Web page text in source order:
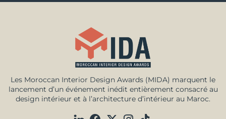
Les Moroccan Interior Design Awards (MIDA) marquent le
lancement d’un événement inédit entièrement consacré au
design intérieur et à l’architecture d’intérieur au Maroc.